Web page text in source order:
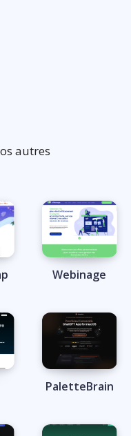
autres
Webinage
PaletteBrain